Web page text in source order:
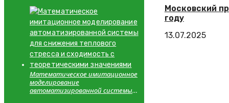
Московский
году
13.07.2025
Математическое имитационное
моделирование
автоматизированной системы